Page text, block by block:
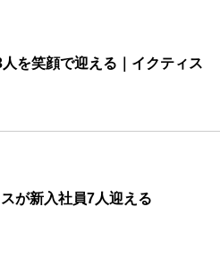
を笑顔で迎える｜イクティス
が新入社員7人迎える